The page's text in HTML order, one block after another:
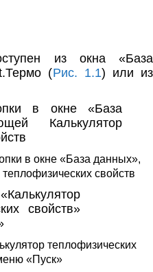
из окна «База
(Рис. 1.1) или из
в окне «База данных»,
свойств
теплофизических
«Пуск»